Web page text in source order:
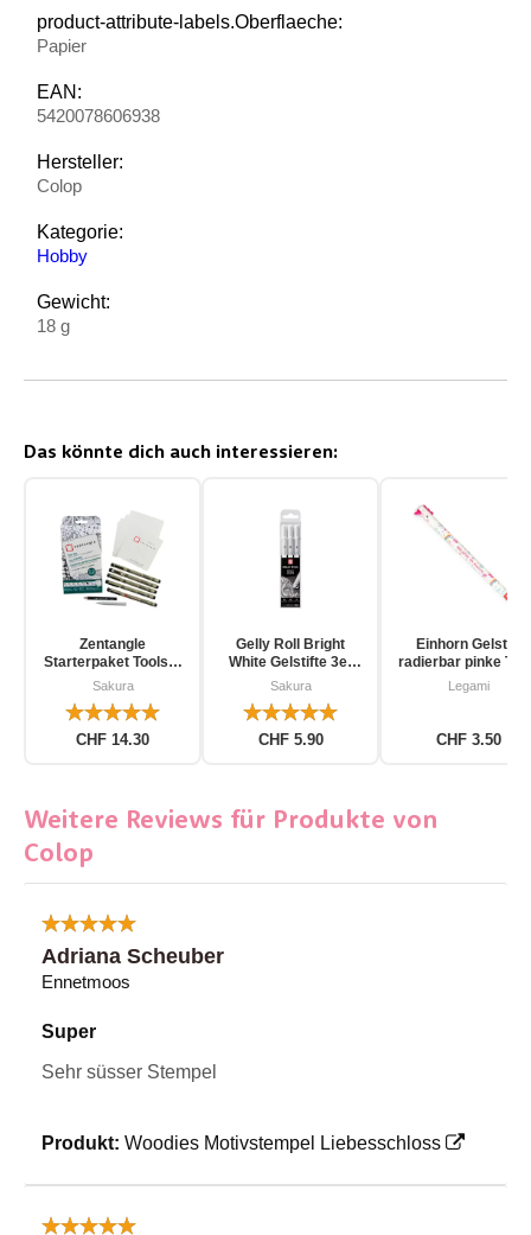
product-attribute-labels.Oberflaeche:
Papier
EAN:
5420078606938
Hersteller:
Colop
Kategorie:
Hobby
Gewicht:
18 g
Das könnte dich auch interessieren:
Zentangle
Starterpaket Toolset
für Einsteiger 12-
Sakura
CHF 14.30
Gelly Roll Bright
White Gelstifte 3er
Pack
Sakura
CHF 5.90
Einhorn Gelstift
radierbar pinke
Legami
CHF 3.50
Weitere Reviews für Produkte von
Colop
Adriana Scheuber
Ennetmoos
Super
Sehr süsser Stempel
Produkt: Woodies Motivstempel Liebesschloss